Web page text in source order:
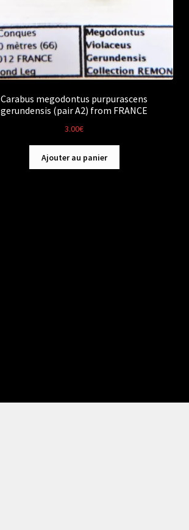
Carabus megodontus purpurascens
gerundensis (pair A2) from FRANCE
3.00€
Ajouter au panier